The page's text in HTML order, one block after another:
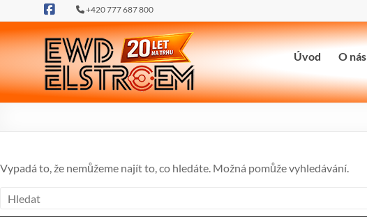
to
content
+420 777 687 800
ewdel.cz
…
neztrácíme
Úvod O nás
Vypadá to, že nemůžeme najít to, co hledáte. Možná pomůže vyhledávání.